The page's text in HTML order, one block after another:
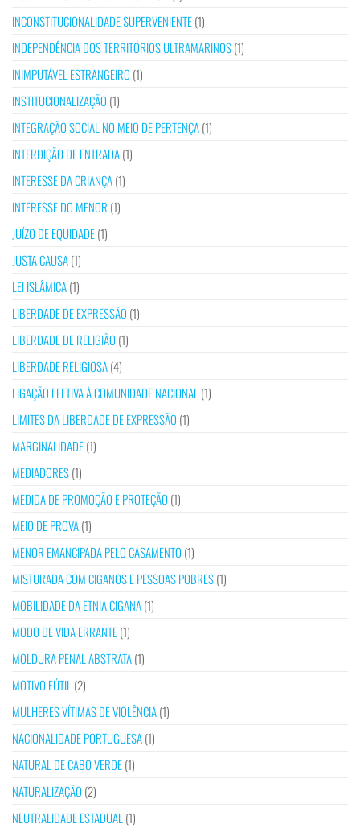
INCONSTITUCIONALIDADE SUPERVENIENTE(1)
INDEPENDÊNCIA DOS TERRITÓRIOS ULTRAMARINOS(1)
INIMPUTÁVEL ESTRANGEIRO (1)
INSTITUCIONALIZAÇÃO (1)
INTEGRAÇÃO SOCIAL NO MEIO DE PERTENÇA(1)
INTERDIÇÃO DE ENTRADA(1)
INTERESSE DA CRIANÇA(1)
INTERESSE DO MENOR (1)
JUÍZO DE EQUIDADE(1)
JUSTA CAUSA(1)
LEI ISLÂMICA(1)
LIBERDADE DE EXPRESSÃO (1)
LIBERDADE DE RELIGIÃO (1)
LIBERDADE RELIGIOSA(4)
LIGAÇÃO EFETIVA À COMUNIDADE NACIONAL (1)
LIMITES DA LIBERDADE DE EXPRESSÃO (1)
MARGINALIDADE(1)
MEDIADORES(1)
MEDIDA DE PROMOÇÃO E PROTEÇÃO (1)
MEIO DE PROVA(1)
MENOR EMANCIPADA PELO CASAMENTO (1)
MISTURADA COM CIGANOS E PESSOAS POBRES(1)
MOBILIDADE DA ETNIA CIGANA(1)
MODO DE VIDA ERRANTE(1)
MOLDURA PENAL ABSTRATA(1)
MOTIVO FÚTIL (2)
MULHERES VÍTIMAS DE VIOLÊNCIA(1)
NACIONALIDADE PORTUGUESA(1)
NATURAL DE CABO VERDE(1)
NATURALIZAÇÃO (2)
NEUTRALIDADE ESTADUAL (1)